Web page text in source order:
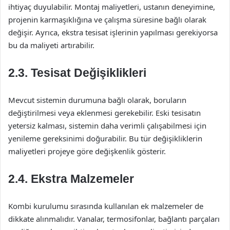
ihtiyaç duyulabilir. Montaj maliyetleri, ustanın deneyimine,
projenin karmaşıklığına ve çalışma süresine bağlı olarak
değişir. Ayrıca, ekstra tesisat işlerinin yapılması gerekiyorsa
bu da maliyeti artırabilir.
2.3. Tesisat Değişiklikleri
Mevcut sistemin durumuna bağlı olarak, boruların
değiştirilmesi veya eklenmesi gerekebilir. Eski tesisatın
yetersiz kalması, sistemin daha verimli çalışabilmesi için
yenileme gereksinimi doğurabilir. Bu tür değişikliklerin
maliyetleri projeye göre değişkenlik gösterir.
2.4. Ekstra Malzemeler
Kombi kurulumu sırasında kullanılan ek malzemeler de
dikkate alınmalıdır. Vanalar, termosifonlar, bağlantı parçaları